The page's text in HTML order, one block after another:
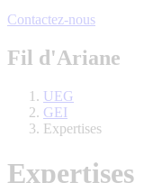
Contactez-nous
Fil d'Ariane
UEG
GEI
Expertises
Expertises